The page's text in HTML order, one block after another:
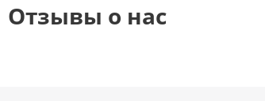
Отзывы о нас